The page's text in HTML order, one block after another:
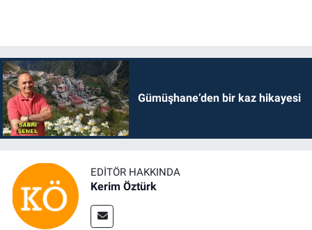
Gümüşhane’den bir kaz hikayesi
EDITÖR HAKKINDA
Kerim Öztürk